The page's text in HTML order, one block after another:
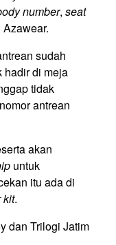
number, seat
sudah
hadir di meja
tidak
antrean
akan
untuk
itu ada di
kit.
dan Trilogi Jatim